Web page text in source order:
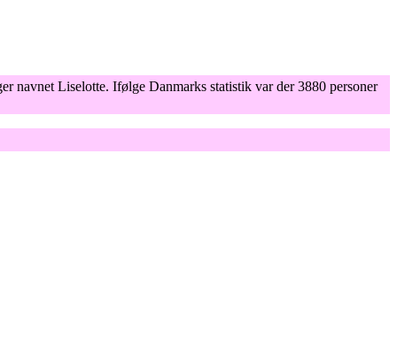
navnet Liselotte. Ifølge Danmarks statistik var der 3880 personer